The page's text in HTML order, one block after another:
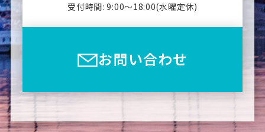
受付時間: 9:00〜18:00(⽔曜定休)
お問い合わせ